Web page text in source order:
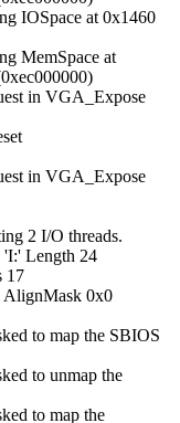
IOSpace at 0x1460
MemSpace at
in VGA_Expose
in VGA_Expose
2 I/O threads.
Length 24
17
AlignMask 0x0
to map the SBIOS
to unmap the
to map the